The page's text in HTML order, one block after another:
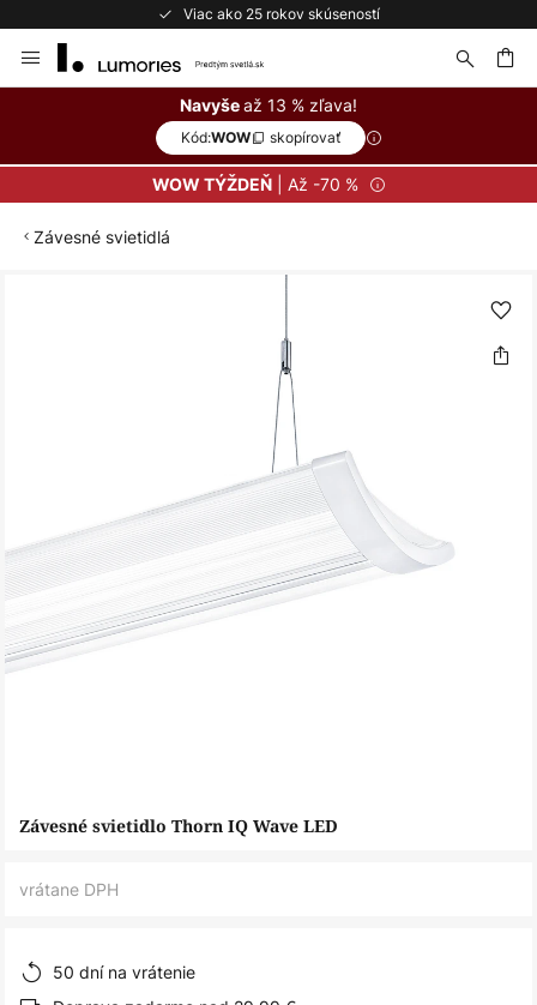
Viac ako 25 rokov skúseností
to
Navyšeaž 13 % zľava!
Kód:WOW skopírovať
WOW TÝŽDEŇ| Až -70 %
Závesné svietidlá
Preskočiť
Závesné svietidlo Thorn IQ Wave LED
vrátane DPH
50 dní na vrátenie